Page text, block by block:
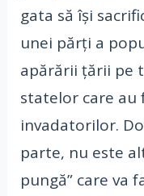
gata să își
unei părți a
apărării țării pe
statelor care au
invadatorilor.
parte, nu este
pungă” care va